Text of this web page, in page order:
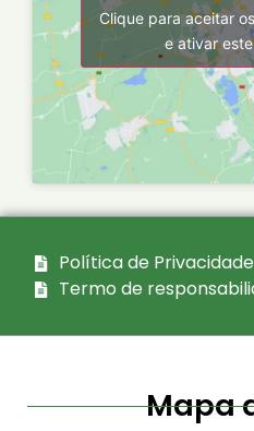
Clique para aceitar
e ativar
Política de Privacidade
Termo de
Mapa